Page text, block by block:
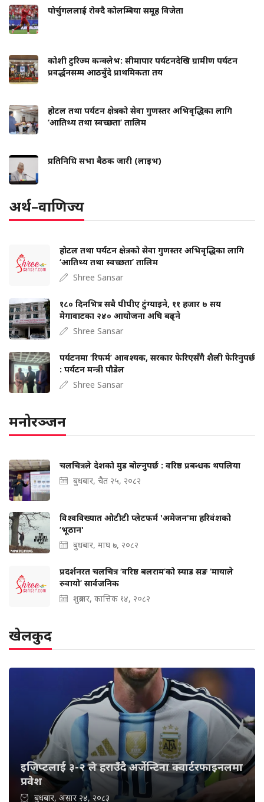
पोर्चुगललाई रोक्दै कोलम्बिया समूह विजेता
कोशी टुरिज्म कन्क्लेभ: सीमापार पर्यटनदेखि ग्रामीण पर्यटन
प्रवर्द्धनसम्म आठबुँदे प्राथमिकता तय
होटल तथा पर्यटन क्षेत्रको सेवा गुणस्तर अभिवृद्धिका लागि
‘आतिथ्य तथा स्वच्छता’ तालिम
प्रतिनिधि सभा बैठक जारी (लाइभ)
अर्थ–वाणिज्य
होटल तथा पर्यटन क्षेत्रको सेवा गुणस्तर अभिवृद्धिका लागि
‘आतिथ्य तथा स्वच्छता’ तालिम
Shree Sansar
१८० दिनभित्र सबै पीपीए टुंग्याइने, ११ हजार ७ सय
मेगावाटका २४० आयोजना अघि बढ्ने
Shree Sansar
पर्यटनमा ‘रिफर्म’ आवश्यक, सरकार फेरिएसँगै शैली फेरिनुपर्छ
: पर्यटन मन्त्री पौडेल
Shree Sansar
मनोरञ्जन
चलचित्रले देशको मुड बोल्‍नुपर्छ : वरिष्ठ प्रबन्धक थपलिया
बुधबार, चैत २५, २०८२
विश्वविख्यात ओटीटी प्लेटफर्म 'अमेजन'मा हरिवंशको
‘भूठान'
बुधबार, माघ ७, २०८२
प्रदर्शनरत चलचित्र ‘वरिष्ठ बलराम’को स्याड सङ ‘मायाले
रुवायो’ सार्वजनिक
शुक्रबार, कात्तिक १४, २०८२
खेलकुद
इजिप्टलाई ३-२ ले हराउँदै अर्जेन्टिना क्वार्टरफाइनलमा
प्रवेश
बुधबार, असार २४, २०८३